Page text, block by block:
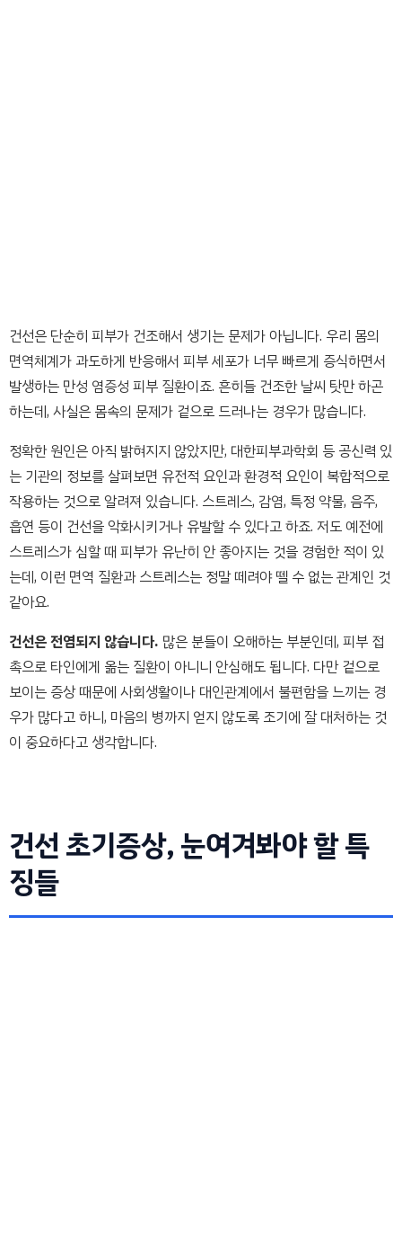
건선은 단순히 피부가 건조해서 생기는 문제가 아닙니다. 우리 몸의
면역체계가 과도하게 반응해서 피부 세포가 너무 빠르게 증식하면서
발생하는 만성 염증성 피부 질환이죠. 흔히들 건조한 날씨 탓만 하곤
하는데, 사실은 몸속의 문제가 겉으로 드러나는 경우가 많습니다.
정확한 원인은 아직 밝혀지지 않았지만, 대한피부과학회 등 공신력 있
는 기관의 정보를 살펴보면 유전적 요인과 환경적 요인이 복합적으로
작용하는 것으로 알려져 있습니다. 스트레스, 감염, 특정 약물, 음주,
흡연 등이 건선을 악화시키거나 유발할 수 있다고 하죠. 저도 예전에
스트레스가 심할 때 피부가 유난히 안 좋아지는 것을 경험한 적이 있
는데, 이런 면역 질환과 스트레스는 정말 떼려야 뗄 수 없는 관계인 것
같아요.
건선은 전염되지 않습니다. 많은 분들이 오해하는 부분인데, 피부 접
촉으로 타인에게 옮는 질환이 아니니 안심해도 됩니다. 다만 겉으로
보이는 증상 때문에 사회생활이나 대인관계에서 불편함을 느끼는 경
우가 많다고 하니, 마음의 병까지 얻지 않도록 조기에 잘 대처하는 것
이 중요하다고 생각합니다.
건선 초기증상, 눈여겨봐야 할 특
징들